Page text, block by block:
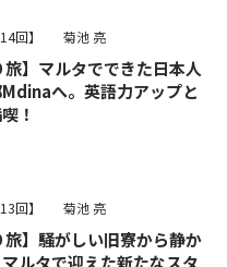
回】 菊池 亮
旅】マルタでできた日本人
へ。英語力アップと
！
回】 菊池 亮
旅】騒がしい旧寮から静か
ルタで迎えた新たなスタ